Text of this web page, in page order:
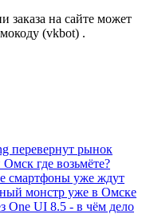
на сайте может
(vkbot) .
перевернут рынок
где возьмёте?
смартфоны уже ждут
монстр уже в Омске
One UI 8.5 - в чём дело